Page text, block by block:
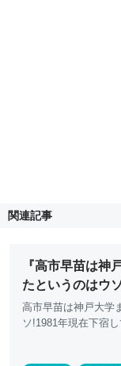
関連記事
『高市早苗は神
たというのはウ
高市早苗は神戸大学
ソ!1981年現在下宿